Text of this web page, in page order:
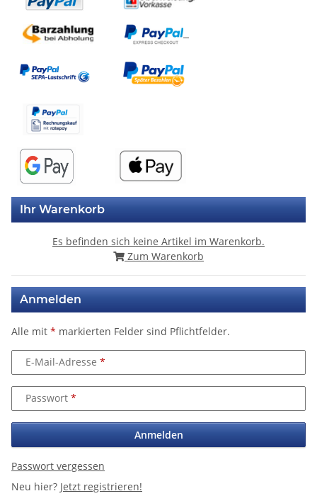
Ihr Warenkorb
Es befinden sich keine Artikel im Warenkorb.
Zum Warenkorb
Anmelden
Alle mit * markierten Felder sind Pflichtfelder.
E-Mail-Adresse
Passwort
Anmelden
Passwort vergessen
Neu hier? Jetzt registrieren!